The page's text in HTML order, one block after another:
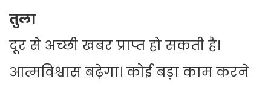
तुला
दूर से अच्‍छी खबर प्राप्त हो सकती है।
आत्मविश्वास बढ़ेगा। कोई बड़ा काम करने